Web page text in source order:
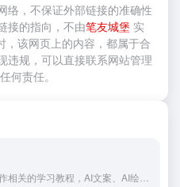
络，不保证外部链接的准确性
接的指向，不由笔友城堡 实
，该网页上的内容，都属于合
违规，可以直接联系网站管理
何责任。
AI吧，提供AI代替工作相关的学习教程，AI文案、AI绘画、AI数字人直播等实用攻略分享，人工智能未来已来！